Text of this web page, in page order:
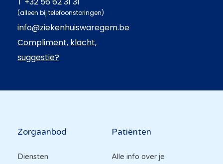
(alleen bij telefoonstoringen)
info@ziekenhuiswaregem.be
Compliment, klacht,
suggestie?
Hoofdnavigatie
Zorgaanbod
Diensten
Patiënten
Alle info over je